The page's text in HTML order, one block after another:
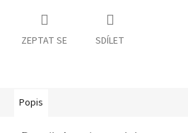
ZEPTAT SE SDÍLET
Popis